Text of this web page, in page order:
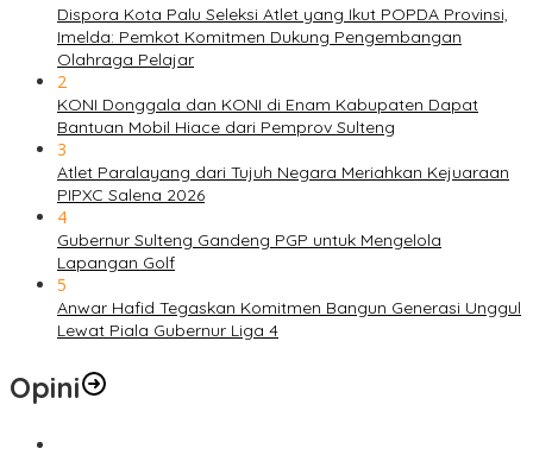
Dispora Kota Palu Seleksi Atlet yang Ikut POPDA Provinsi,
Imelda: Pemkot Komitmen Dukung Pengembangan
Olahraga Pelajar
2
KONI Donggala dan KONI di Enam Kabupaten Dapat
Bantuan Mobil Hiace dari Pemprov Sulteng
3
Atlet Paralayang dari Tujuh Negara Meriahkan Kejuaraan
PIPXC Salena 2026
4
Gubernur Sulteng Gandeng PGP untuk Mengelola
Lapangan Golf
5
Anwar Hafid Tegaskan Komitmen Bangun Generasi Unggul
Lewat Piala Gubernur Liga 4
Opini